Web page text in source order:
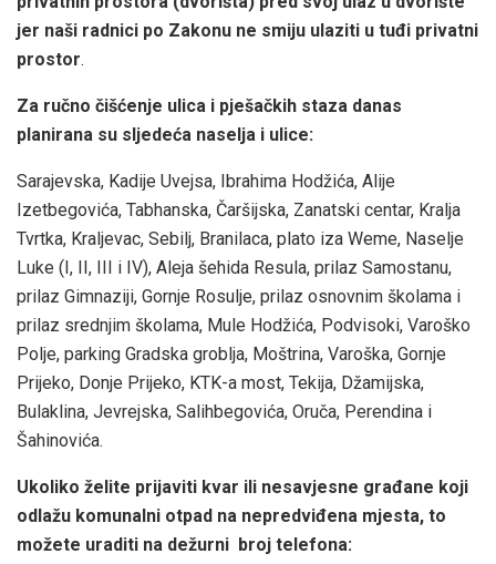
jer naši radnici po Zakonu ne smiju ulaziti u tuđi privatni
prostor.
Za ručno čišćenje ulica i pješačkih staza danas
planirana su sljedeća naselja i ulice:
Sarajevska, Kadije Uvejsa, Ibrahima Hodžića, Alije
Izetbegovića, Tabhanska, Čaršijska, Zanatski centar, Kralja
Tvrtka, Kraljevac, Sebilj, Branilaca, plato iza Weme, Naselje
Luke (I, II, III i IV), Aleja šehida Resula, prilaz Samostanu,
prilaz Gimnaziji, Gornje Rosulje, prilaz osnovnim školama i
prilaz srednjim školama, Mule Hodžića, Podvisoki, Varoško
Polje, parking Gradska groblja, Moštrina, Varoška, Gornje
Prijeko, Donje Prijeko, KTK-a most, Tekija, Džamijska,
Bulaklina, Jevrejska, Salihbegovića, Oruča, Perendina i
Šahinovića.
Ukoliko želite prijaviti kvar ili nesavjesne građane koji
odlažu komunalni otpad na nepredviđena mjesta, to
možete uraditi na dežurni broj telefona: